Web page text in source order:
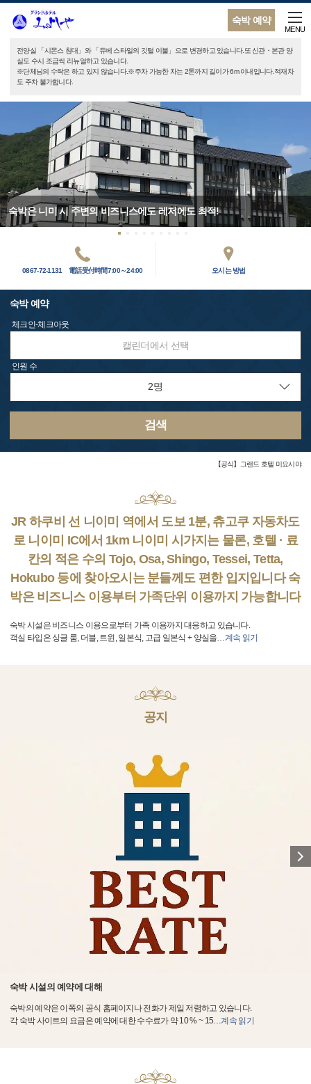
숙박 예약
MENU
전양실 「시몬스 침대」와 「듀베 스타일의 깃털 이불」으로 변경하고 있습니다.또 신관・본관 양
실도 수시 조금씩 리뉴얼하고 있습니다.
※단체님의 수락은 하고 있지 않습니다.※주차 가능한 차는 2톤까지 길이가 6m 이내입니다.적재차
도 주차 불가합니다.
숙박은 니미 시 주변의 비즈니스에도 레저에도 최적!
0867-72-1131 電話受付時間7:00～24:00 오시는 방법
숙박 예약
체크인-체크아웃
캘린더에서 선택
인원 수
검색
【공식】그랜드 호텔 미요시야
JR 하쿠비 선 니이미 역에서 도보 1분, 츄고쿠 자동차도
로 니이미 IC에서 1km 니이미 시가지는 물론, 호텔 · 료
칸의 적은 수의 Tojo, Osa, Shingo, Tessei, Tetta,
Hokubo 등에 찾아오시는 분들께도 편한 입지입니다 숙
박은 비즈니스 이용부터 가족단위 이용까지 가능합니다
숙박 시설은 비즈니스 이용으로부터 가족 이용까지 대응하고 있습니다.
객실 타입은 싱글 룸, 더블, 트윈, 일본식, 고급 일본식 + 양실을…계속 읽기
공지
숙박 시설의 예약에 대해
숙박의 예약은 이쪽의 공식 홈페이지나 전화가 제일 저렴하고 있습니다.
각 숙박 사이트의 요금은 예약에 대한 수수료가 약 10 % ~ 15…계속 읽기